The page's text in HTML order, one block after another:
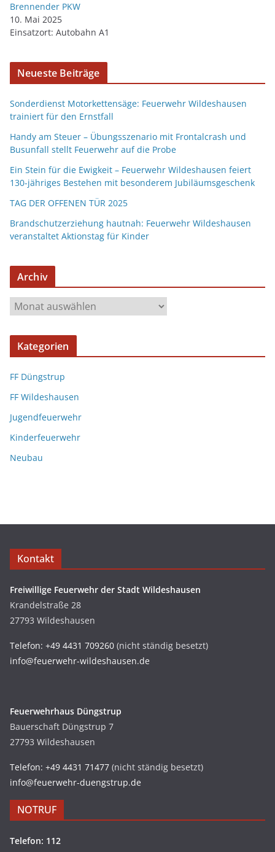
Brennender PKW
10. Mai 2025
Einsatzort: Autobahn A1
Neueste Beiträge
Sonderdienst Motorkettensäge: Feuerwehr Wildeshausen
trainiert für den Ernstfall
Handy am Steuer – Übungsszenario mit Frontalcrash und
Busunfall stellt Feuerwehr auf die Probe
Ein Stein für die Ewigkeit – Feuerwehr Wildeshausen feiert
130-jähriges Bestehen mit besonderem Jubiläumsgeschenk
TAG DER OFFENEN TÜR 2025
Brandschutzerziehung hautnah: Feuerwehr Wildeshausen
veranstaltet Aktionstag für Kinder
Archiv
Kategorien
FF Düngstrup
FF Wildeshausen
Jugendfeuerwehr
Kinderfeuerwehr
Neubau
Kontakt
Freiwillige Feuerwehr der Stadt Wildeshausen
Krandelstraße 28
27793 Wildeshausen
Telefon: +49 4431 709260 (nicht ständig besetzt)
info@feuerwehr-wildeshausen.de
Feuerwehrhaus Düngstrup
Bauerschaft Düngstrup 7
27793 Wildeshausen
Telefon: +49 4431 71477 (nicht ständig besetzt)
info@feuerwehr-duengstrup.de
NOTRUF
Telefon: 112